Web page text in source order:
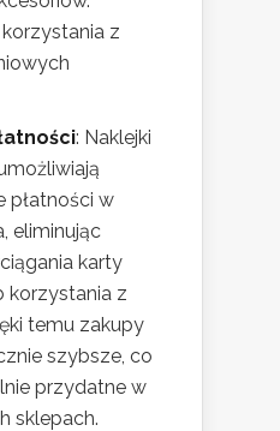
z
: Naklejki
płatności w
eliminując
karty
korzystania z
temu zakupy
szybsze, co
przydatne w
sklepach.